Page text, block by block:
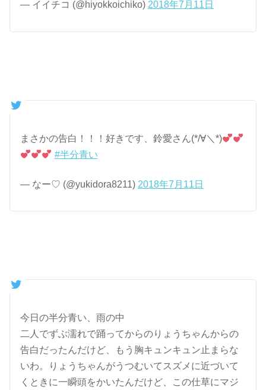
— イイチコ (@hiyokkoichiko)2018年7月11日
まさかの告白！！！好きです、鈴愛さん(*/∀＼*)
#半分青い
— なー♡ (@yukidora8211) 2018年7月11日
今日の半分青い、雨の中
二人でずぶ濡れで踊ってからのりょうちゃんからの
告白だったんだけど、もう胸キュンキュン止まらな
いわ。りょうちゃんがうつむいてスズメに近づいて
くときに一瞬頭をかいたんだけど、この仕草にマジ